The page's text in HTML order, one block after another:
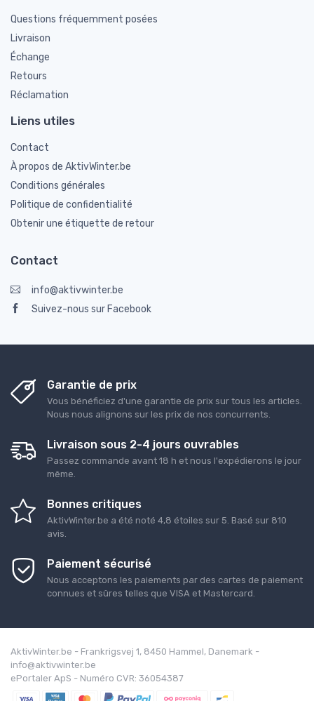
Questions fréquemment posées
Livraison
Échange
Retours
Réclamation
Liens utiles
Contact
À propos de AktivWinter.be
Conditions générales
Politique de confidentialité
Obtenir une étiquette de retour
Contact
info@aktivwinter.be
Suivez-nous sur Facebook
Garantie de prix
Vous bénéficiez d'une garantie de prix sur tous les articles.
Nous nous alignons sur les prix de nos concurrents.
Livraison sous 2-4 jours ouvrables
Passez commande avant 18 h et nous l'expédierons le jour
même.
Bonnes critiques
AktivWinter.be a été noté 4,8 étoiles sur 5 . Basé sur 810
avis.
Paiement sécurisé
Nous acceptons les paiements par des cartes de paiement
connues et sûres telles que VISA et Mastercard.
AktivWinter.be - Frankrigsvej 1, 8450 Hammel, Danemark -
info@aktivwinter.be
ePortaler ApS - Numéro CVR: 36054387